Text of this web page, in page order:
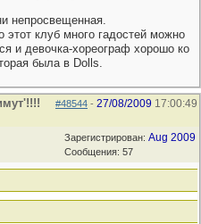
непросвещенная.
клуб много гадостей можно
и девочка-хореограф хорошо ко
была в Dolls.
#48544 - 27/08/2009 17:00:49
Зарегистрирован: Aug 2009
Сообщения: 57